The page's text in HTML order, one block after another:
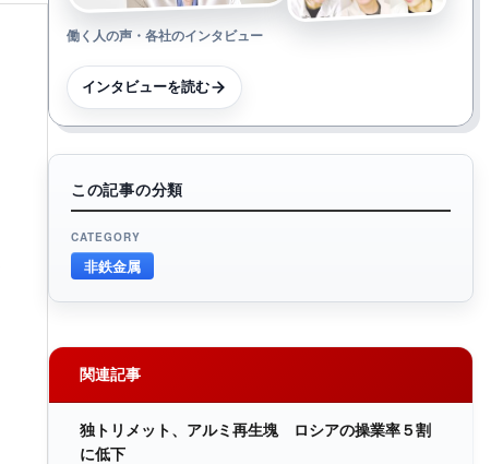
働く人の声・各社のインタビュー
インタビューを読む
この記事の分類
CATEGORY
非鉄金属
関連記事
独トリメット、アルミ再生塊 ロシアの操業率５割
に低下